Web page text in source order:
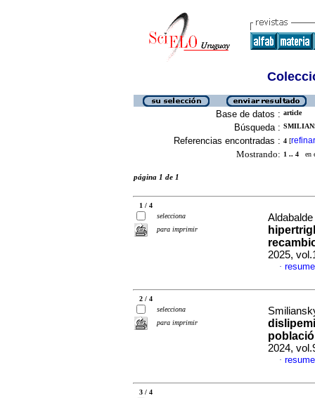
Base de datos : article
Búsqueda :
Referencias encontradas : 4 [refinar
Mostrando: 1 .. 4 en
página 1 de 1
1 / 4
selecciona
para imprimir
2025,
·
2 / 4
selecciona
para imprimir
2024,
·
3 / 4